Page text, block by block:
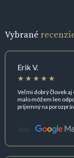
Vybrané
Erik V.
Veľmi dobrý človek
malo môžem len
príjemný na
Zdroj: